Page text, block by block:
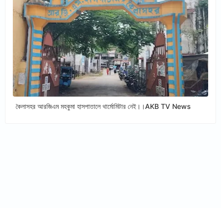
কৈলাসহর আরজিএম মহকুমা হাসপাতালে থার্মোমিটার নেই।।AKB TV News